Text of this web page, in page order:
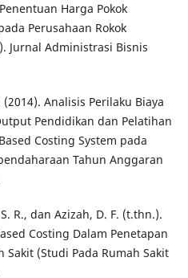
Harga Pokok
Perusahaan Rokok
Jurnal Administrasi Bisnis
Analisis Perilaku Biaya
Pendidikan dan Pelatihan
Costing System pada
Tahun Anggaran
R., dan Azizah, D. F. (t.thn.).
Costing Dalam Penetapan
Sakit (Studi Pada Rumah Sakit